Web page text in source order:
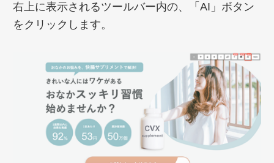
右上に表示されるツールバー内の、「AI」ボタン
をクリックします。